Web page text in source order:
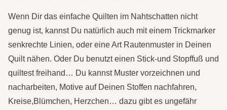
Wenn Dir das einfache Quilten im Nahtschatten nicht
genug ist, kannst Du natürlich auch mit einem Trickmarker
senkrechte Linien, oder eine Art Rautenmuster in Deinen
Quilt nähen. Oder Du benutzt einen Stick-und Stopffuß und
quiltest freihand… Du kannst Muster vorzeichnen und
nacharbeiten, Motive auf Deinen Stoffen nachfahren,
Kreise,Blümchen, Herzchen… dazu gibt es ungefähr